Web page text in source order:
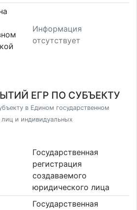
Информация
отсутствует
ЕГР ПО СУБЪЕКТУ
в Едином государственном
и индивидуальных
Государственная
регистрация
создаваемого
юридического лица
Государственная